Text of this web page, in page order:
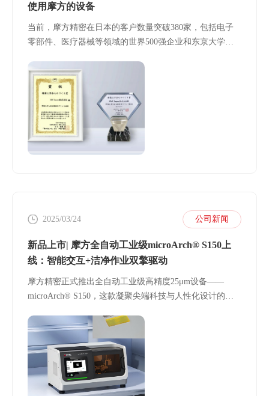
使用摩方的设备
当前，摩方精密在日本的客户数量突破380家，包括电子
零部件、医疗器械等领域的世界500强企业和东京大学、
场从实验室到生产线的“真香”浪潮，印证着精密制造没有
国界，唯有稳定的技术实力和全面的服务方能赢得全球产
业伙伴的信任。
2025/03/24 公司新闻
新品上市| 摩方全自动工业级microArch® S150上
线：智能交互+洁净作业双擎驱动
摩方精密正式推出全自动工业级高精度25μm设备——
microArch® S150，这款凝聚尖端科技与人性化设计的新
智能化、普惠性"三大核心突破，为精密制造领域树立全新